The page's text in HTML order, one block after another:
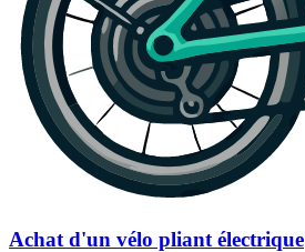
Achat d'un vélo pliant électrique